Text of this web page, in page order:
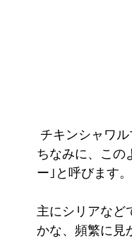
チキンシャワル
ちなみに、この
ー｣と呼びます。
主にシリアなど
かな、頻繁に見